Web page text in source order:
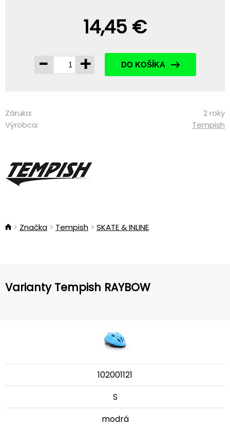
14,45 €
-
+ DO KOŠÍKA
Záruka:
2 roky
Výrobca:
Tempish
Značka Tempish SKATE & INLINE
Varianty Tempish RAYBOW
102001121
S
modrá